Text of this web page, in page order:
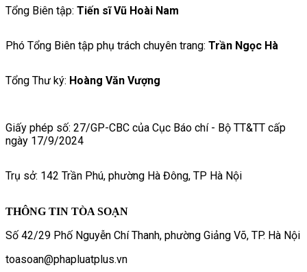
Tổng Biên tập: Tiến sĩ Vũ Hoài Nam
Phó Tổng Biên tập phụ trách chuyên trang: Trần Ngọc Hà
Tổng Thư ký: Hoàng Văn Vượng
Giấy phép số: 27/GP-CBC của Cục Báo chí - Bộ TT&TT cấp
ngày 17/9/2024
Trụ sở: 142 Trần Phú, phường Hà Đông, TP Hà Nội
THÔNG TIN TÒA SOẠN
Số 42/29 Phố Nguyễn Chí Thanh, phường Giảng Võ, TP. Hà Nội
toasoan@phapluatplus.vn